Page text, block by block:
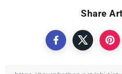
Share